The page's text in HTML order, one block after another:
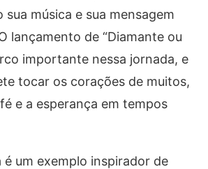
música e sua mensagem
lançamento de “Diamante ou
importante nessa jornada, e
tocar os corações de muitos,
e a esperança em tempos
é um exemplo inspirador de